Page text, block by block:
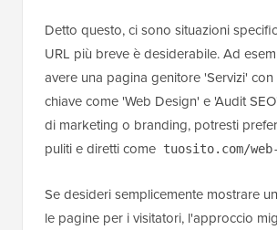
Detto questo, ci sono situazioni
URL più breve è desiderabile. Ad
avere una pagina genitore 'Servizi'
chiave come 'Web Design' e 'Audit
di marketing o branding, potresti
puliti e diretti come tuosito.com/
Se desideri semplicemente mostrare
le pagine per i visitatori, l'approccio